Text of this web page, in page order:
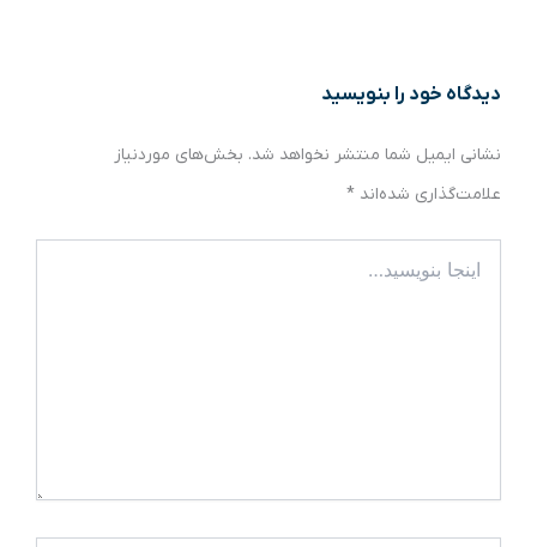
دیدگاه‌ خود را بنویسید
نشانی ایمیل شما منتشر نخواهد شد. بخش‌های موردنیاز
علامت‌گذاری شده‌اند *
بنویسید…